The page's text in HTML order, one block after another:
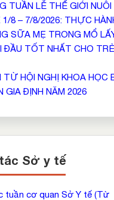
TUẦN LỄ THẾ GIỚI NUÔI
1/8 – 7/8/2026: THỰC
SỮA MẸ TRONG MỔ
ĐẦU TỐT NHẤT CHO
TỪ HỘI NGHỊ KHOA HỌC
GIA ĐỊNH NĂM 2026
Sở y tế
tuần cơ quan Sở Y tế (Từ